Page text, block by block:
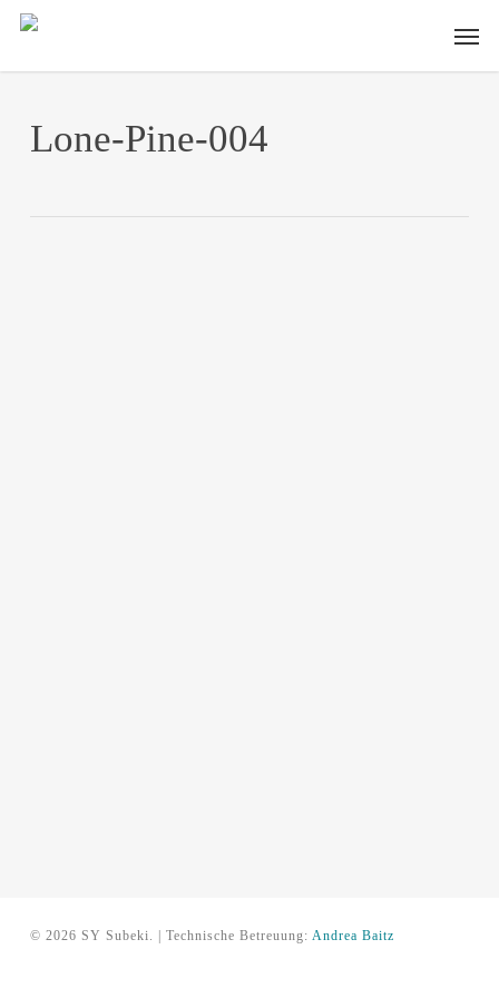
Skip
main
Lone-Pine-004
© 2026 SY Subeki. | Technische Betreuung: Andrea Baitz